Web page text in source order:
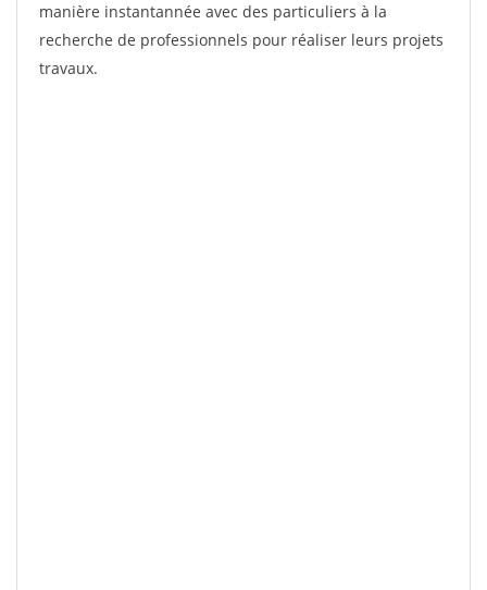
manière instantannée avec des particuliers à la
recherche de professionnels pour réaliser leurs projets
travaux.